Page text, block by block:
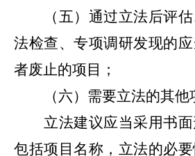
（五）通过立法后评
法检查、专项调研发现的
者废止的项目；
（六）需要立法的其他
立法建议应当采用书
包括项目名称，立法的必